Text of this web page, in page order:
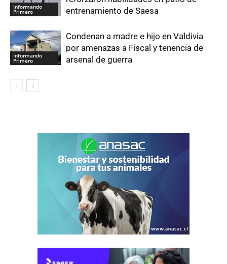
Informando
Primero
entrenamiento de Saesa
Informando
Primero
Condenan a madre e hijo en Valdivia
por amenazas a Fiscal y tenencia de
arsenal de guerra